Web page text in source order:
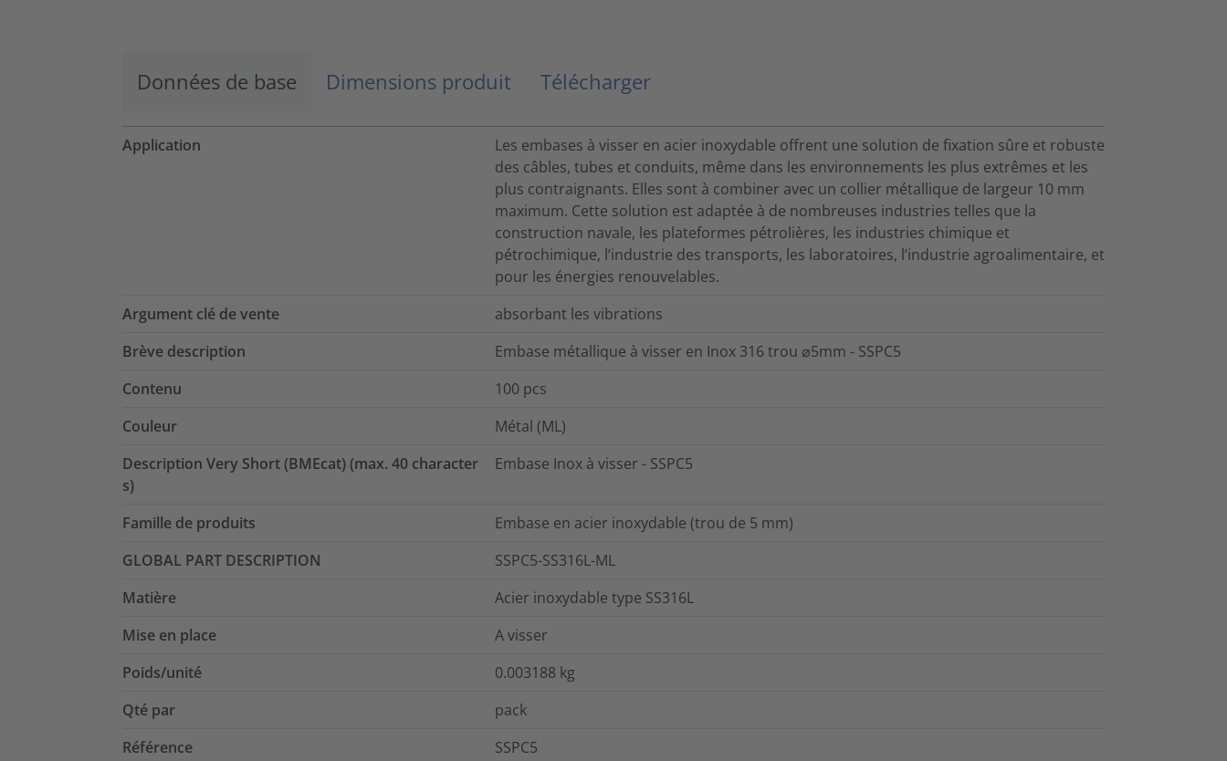
Données de base Dimensions produit Télécharger
Application
Les embases à visser en acier inoxydable offrent une solution de fixation sûre et robuste
des câbles, tubes et conduits, même dans les environnements les plus extrêmes et les
plus contraignants. Elles sont à combiner avec un collier métallique de largeur 10 mm
maximum. Cette solution est adaptée à de nombreuses industries telles que la
construction navale, les plateformes pétrolières, les industries chimique et
pétrochimique, l’industrie des transports, les laboratoires, l’industrie agroalimentaire, et
pour les énergies renouvelables.
Argument clé de vente
absorbant les vibrations
Brève description
Embase métallique à visser en Inox 316 trou ⌀5mm - SSPC5
Contenu
100 pcs
Couleur
Métal (ML)
Description Very Short (BMEcat) (max. 40 character
s)
Embase Inox à visser - SSPC5
Famille de produits
Embase en acier inoxydable (trou de 5 mm)
GLOBAL PART DESCRIPTION
SSPC5-SS316L-ML
Matière
Acier inoxydable type SS316L
Mise en place
A visser
Poids/unité
0.003188 kg
Qté par
pack
Référence
SSPC5